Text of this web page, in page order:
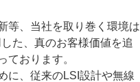
等、当社を取り巻く環境は
た、真のお客様価値を追
ております。
に、従来のLSI設計や無線